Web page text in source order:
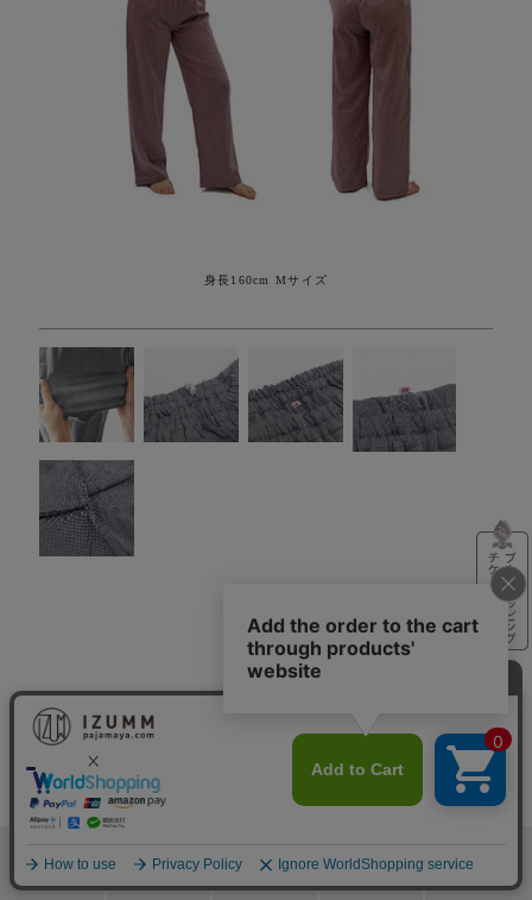
ホーム カート おねむりフェア
身長160cm Mサイズ